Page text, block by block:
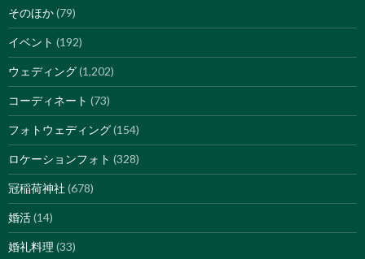
そのほか(79)
イベント (192)
ウェディング(1,202)
コーディネート (73)
フォトウェディング(154)
ロケーションフォト (328)
冠稲荷神社 (678)
婚活(14)
婚礼料理 (33)